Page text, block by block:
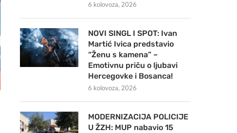
6 kolovoza, 2026
NOVI SINGL I SPOT: Ivan
Martić Ivica predstavio
“Ženu s kamena” –
Emotivnu priču o ljubavi
Hercegovke i Bosanca!
6 kolovoza, 2026
MODERNIZACIJA POLICIJE
U ŽZH: MUP nabavio 15